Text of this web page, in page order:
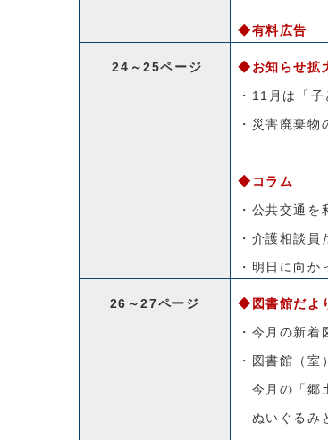
◆有料広告
24～25ページ ◆お知らせ拡
・11月は「
・災害廃棄物
◆コラム
・公共交通を
・介護相談員
・明日に向
26～27ページ ◆図書館だよ
・今月の新着
・図書館（室
今月の「郷
ぬいぐるみ